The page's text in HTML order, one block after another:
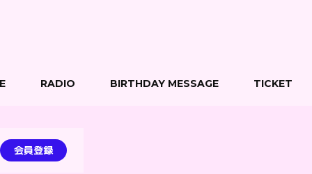
RADIO BIRTHDAY MESSAGE TICKET
会員登録